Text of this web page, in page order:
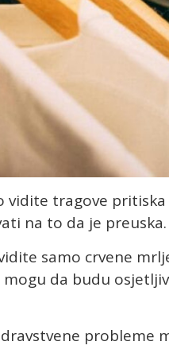
vidite tragove
​​na to da je preuska.
samo crvene
mogu da budu
probleme